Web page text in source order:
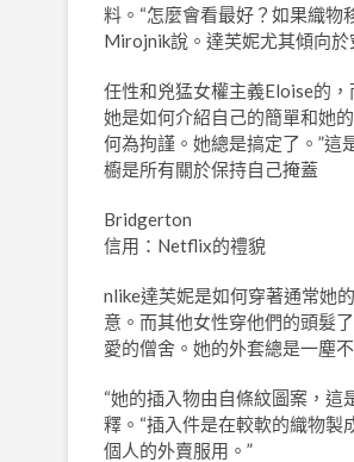
料。“怎麼會看最好？如果織物
Mirojnik說。達芙妮尤其傾向於
任性和兇猛女權主義Eloise的
她是如何介紹自己的簡單和她
何為拘謹。她總是搞定了。”
櫥是所有關於保持自己掩蓋
Bridgerton
信用：Netflix的禮貌
nlike達芙妮是如何穿著通常她
意。而其他女性穿他們的頭髮
愛的僧舍。她的外套總是一塵
“她的插入物由自條紋圖案，
釋。“插入件是在較軟的織物
個人的外賣服用。”